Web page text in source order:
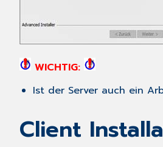
WICHTIG:
Ist der Server auch ein
Client